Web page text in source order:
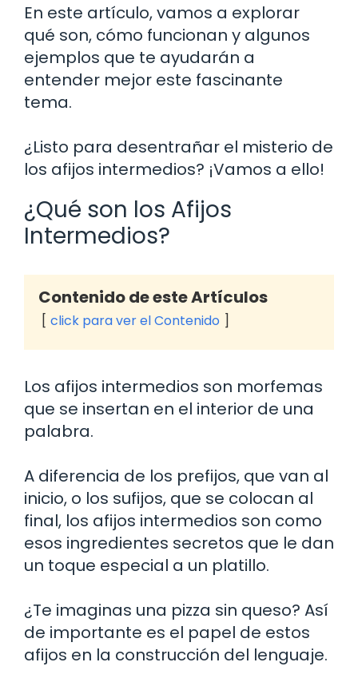
En este artículo, vamos a explorar
qué son, cómo funcionan y algunos
ejemplos que te ayudarán a
entender mejor este fascinante
tema.
¿Listo para desentrañar el misterio de
los afijos intermedios? ¡Vamos a ello!
¿Qué son los Afijos
Intermedios?
Contenido de este Artículos
click para ver el Contenido
Los afijos intermedios son morfemas
que se insertan en el interior de una
palabra.
A diferencia de los prefijos, que van al
inicio, o los sufijos, que se colocan al
final, los afijos intermedios son como
esos ingredientes secretos que le dan
un toque especial a un platillo.
¿Te imaginas una pizza sin queso? Así
de importante es el papel de estos
afijos en la construcción del lenguaje.